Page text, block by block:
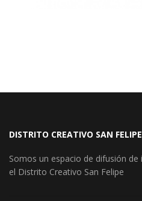
DISTRITO CREATIVO SAN FELIPE
Somos un espacio de difusión
el Distrito Creativo San Felipe